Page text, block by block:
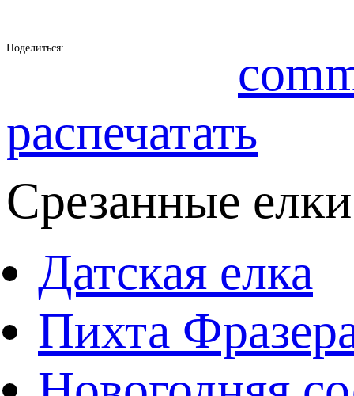
Поделиться:
распечатать
Срезанные
Датская елка
Пихта